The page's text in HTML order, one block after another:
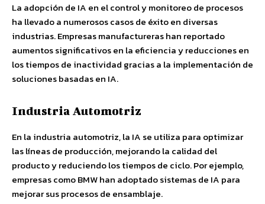
La adopción de IA en el control y monitoreo de procesos
ha llevado a numerosos casos de éxito en diversas
industrias. Empresas manufactureras han reportado
aumentos significativos en la eficiencia y reducciones en
los tiempos de inactividad gracias a la implementación de
soluciones basadas en IA.
Industria Automotriz
En la industria automotriz, la IA se utiliza para optimizar
las líneas de producción, mejorando la calidad del
producto y reduciendo los tiempos de ciclo. Por ejemplo,
empresas como BMW han adoptado sistemas de IA para
mejorar sus procesos de ensamblaje.